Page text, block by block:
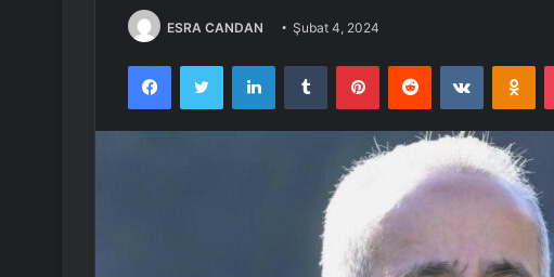
ESRA CANDAN Şubat 4, 2024
FacebookTwitter LinkedInTumblr PinterestReddit VKontakte